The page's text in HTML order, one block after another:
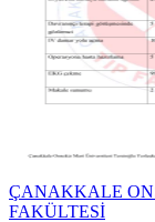
ÇANAKKALE
FAKÜLTESİ